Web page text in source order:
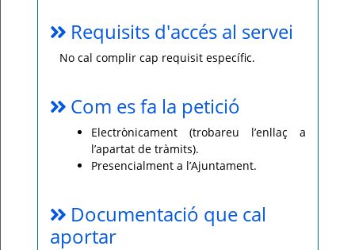
Requisits d'accés al servei
No cal complir cap requisit específic.
Com es fa la petició
Electrònicament (trobareu l’enllaç a
l’apartat de tràmits).
Presencialment a l’Ajuntament.
Documentació que cal
aportar